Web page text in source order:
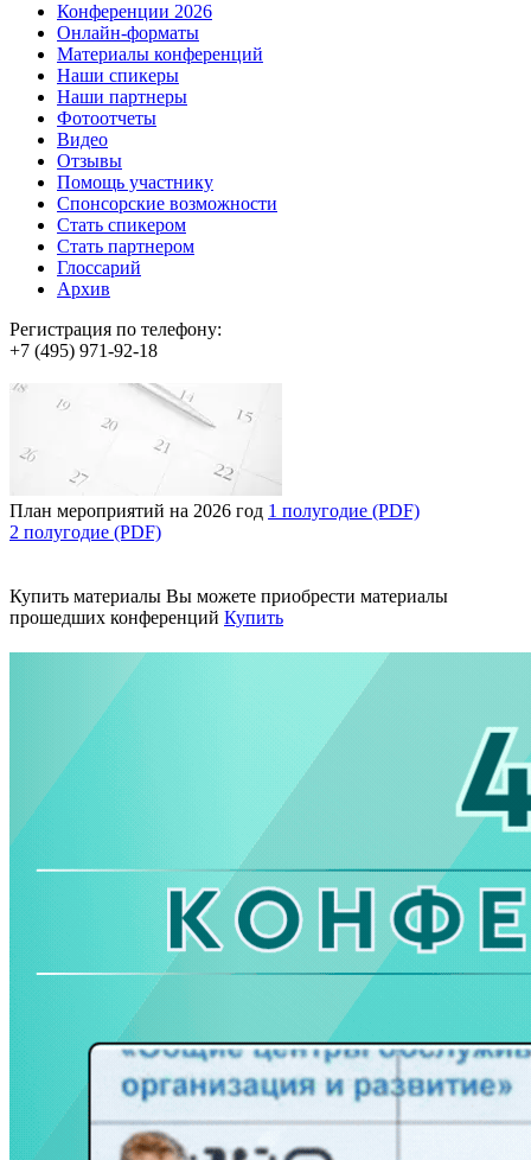
Конференции 2026
Онлайн-форматы
Материалы конференций
Наши спикеры
Наши партнеры
Фотоотчеты
Видео
Отзывы
Помощь участнику
Спонсорские возможности
Стать спикером
Стать партнером
Глоссарий
Архив
Регистрация по телефону:
+7 (495) 971-92-18
План мероприятий на 2026 год 1 полугодие (PDF)
2 полугодие (PDF)
Купить материалы Вы можете приобрести материалы
прошедших конференций Купить